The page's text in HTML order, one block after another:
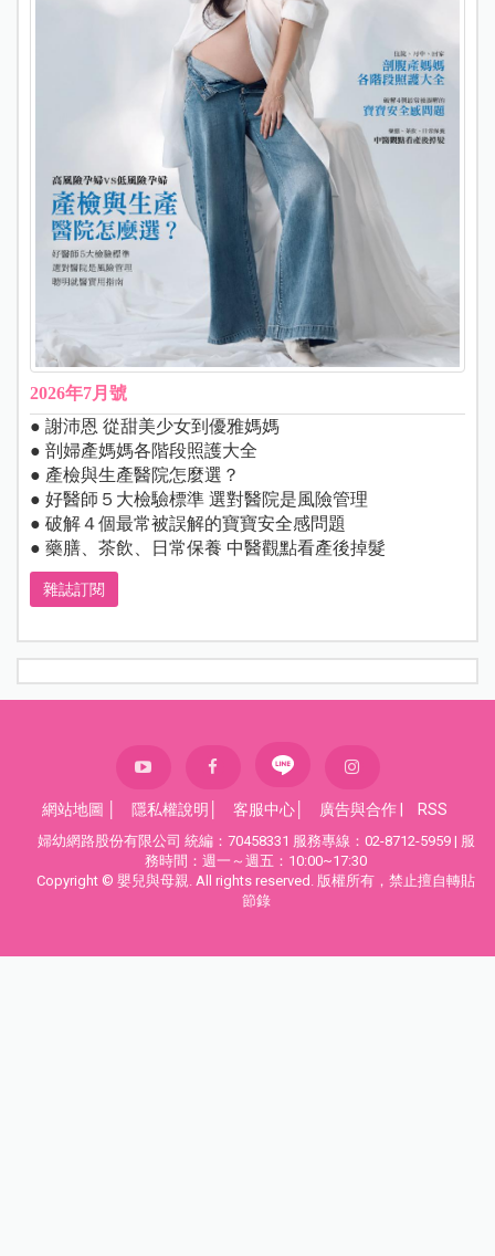
2026年7月號
● 謝沛恩 從甜美少女到優雅媽媽
● 剖婦產媽媽各階段照護大全
● 產檢與生產醫院怎麼選？
● 好醫師５大檢驗標準 選對醫院是風險管理
● 破解４個最常被誤解的寶寶安全感問題
● 藥膳、茶飲、日常保養 中醫觀點看產後掉髮
雜誌訂閱
網站地圖 隱私權說明 客服中心 廣告與合作 RSS
婦幼網路股份有限公司 統編：70458331 服務專線：02-8712-5959 | 服
務時間：週一～週五：10:00~17:30
Copyright © 嬰兒與母親. All rights reserved. 版權所有，禁止擅自轉貼
節錄